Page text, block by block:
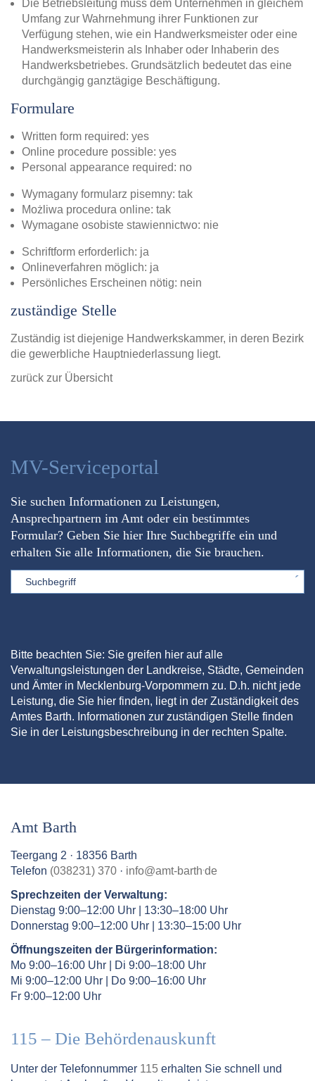
Die Betriebsleitung muss dem Unternehmen in gleichem
Umfang zur Wahrnehmung ihrer Funktionen zur
Verfügung stehen, wie ein Handwerksmeister oder eine
Handwerksmeisterin als Inhaber oder Inhaberin des
Handwerksbetriebes. Grundsätzlich bedeutet das eine
durchgängig ganztägige Beschäftigung.
Formulare
Written form required: yes
Online procedure possible: yes
Personal appearance required: no
Wymagany formularz pisemny: tak
Możliwa procedura online: tak
Wymagane osobiste stawiennictwo: nie
Schriftform erforderlich: ja
Onlineverfahren möglich: ja
Persönliches Erscheinen nötig: nein
zuständige Stelle
Zuständig ist diejenige Handwerkskammer, in deren Bezirk
die gewerbliche Hauptniederlassung liegt.
zurück zur Übersicht
MV-Serviceportal
Sie suchen Informationen zu Leistungen,
Ansprechpartnern im Amt oder ein bestimmtes
Formular? Geben Sie hier Ihre Suchbegriffe ein und
erhalten Sie alle Informationen, die Sie brauchen.
Sword
Bitte beachten Sie: Sie greifen hier auf alle
Verwaltungsleistungen der Landkreise, Städte, Gemeinden
und Ämter in Mecklenburg-Vorpommern zu. D.h. nicht jede
Leistung, die Sie hier finden, liegt in der Zuständigkeit des
Amtes Barth. Informationen zur zuständigen Stelle finden
Sie in der Leistungsbeschreibung in der rechten Spalte.
Amt Barth
Teergang 2 · 18356 Barth
Telefon (038231) 370 · info@amt-barth.de
Sprechzeiten der Verwaltung:
Dienstag 9:00–12:00 Uhr | 13:30–18:00 Uhr
Donnerstag 9:00–12:00 Uhr | 13:30–15:00 Uhr
Öffnungszeiten der Bürgerinformation:
Mo 9:00–16:00 Uhr | Di 9:00–18:00 Uhr
Mi 9:00–12:00 Uhr | Do 9:00–16:00 Uhr
Fr 9:00–12:00 Uhr
115 – Die Behördenauskunft
Unter der Telefonnummer 115 erhalten Sie schnell und